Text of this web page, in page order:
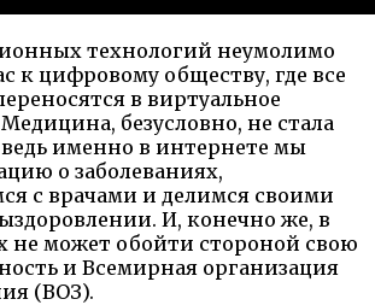
технологий неумолимо
к цифровому обществу, где все
в виртуальное
безусловно, не стала
именно в интернете мы
о заболеваниях,
с врачами и делимся своими
И, конечно же, в
не может обойти стороной свою
и Всемирная организация
(ВОЗ).